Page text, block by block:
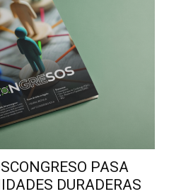
PASA
DURADERAS